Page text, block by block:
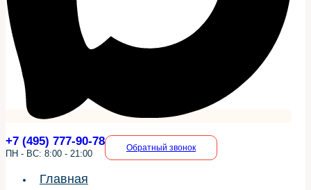
+7 (495) 777-90-78
ПН - ВС: 8:00 - 21:00
Обратный звонок
Главная